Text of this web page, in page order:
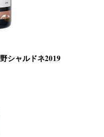
シャルドネ2019